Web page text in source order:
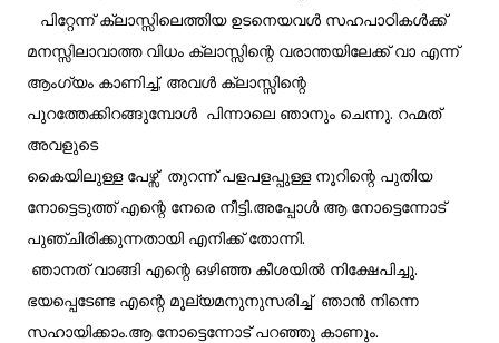
പിറ്റേന്ന് ക്ലാസ്സിലെത്തിയ ഉടനെയവൾ സഹപാഠികൾക്ക്
മനസ്സിലാവാത്ത വിധം ക്ലാസ്സിന്റെ വരാന്തയിലേക്ക് വാ എന്ന്
ആംഗ്യം കാണിച്ച്, അവൾ ക്ലാസ്സിന്റെ
പുറത്തേക്കിറങ്ങുമ്പോൾ പിന്നാലെ ഞാനും ചെന്നു. റഹ്മത്
അവളുടെ
കൈയിലുള്ള പേഴ്സ് തുറന്ന് പളപളപ്പുള്ള നൂറിന്റെ പുതിയ
നോട്ടെടുത്ത് എന്റെ നേരെ നീട്ടി.അപ്പോൾ ആ നോട്ടെന്നോട്
പുഞ്ചിരിക്കുന്നതായി എനിക്ക് തോന്നി.
ഞാനത് വാങ്ങി എന്റെ ഒഴിഞ്ഞ കീശയിൽ നിക്ഷേപിച്ചു.
ഭയപ്പെടേണ്ട എന്റെ മൂല്യമനുനുസരിച്ച് ഞാൻ നിന്നെ
സഹായിക്കാം.ആ നോട്ടെന്നോട് പറഞ്ഞു കാണും.